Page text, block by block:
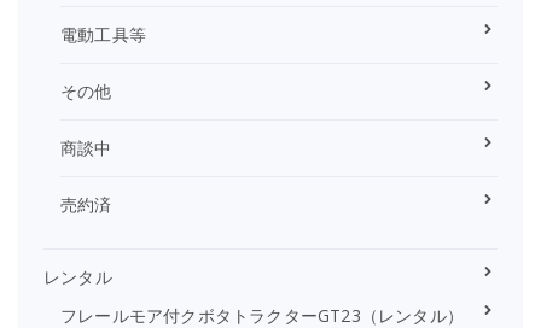
電動工具等
その他
商談中
売約済
レンタル
フレールモア付クボタトラクターGT23（レンタル）